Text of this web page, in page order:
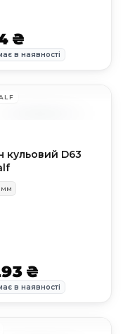
₴
в наявності
кульовий D63
мм
₴
в наявності